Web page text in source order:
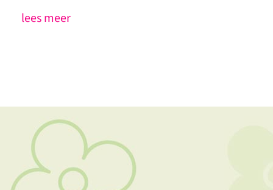
lees meer